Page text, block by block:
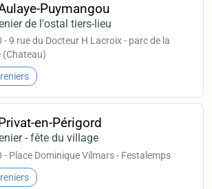
Puymangou
de l'ostal tiers-lieu
- 9 rue du Docteur H Lacroix - parc de la
(Chateau)
en-Périgord
- fête du village
- Place Dominique Vilmars - Festalemps